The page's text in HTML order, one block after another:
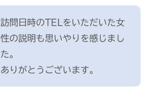
訪問日時のTELをいただいた女
性の説明も思いやりを感じまし
た。
ありがとうございます。